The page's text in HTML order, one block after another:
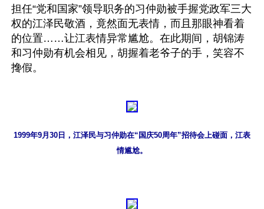
担任“党和国家”领导职务的习仲勋被手握党政军三大
权的江泽民敬酒，竟然面无表情，而且那眼神看着
的位置……让江表情异常尴尬。在此期间，胡锦涛
和习仲勋有机会相见，胡握着老爷子的手，笑容不
搀假。
1999年9月30日，江泽民与习仲勋在“国庆50周年”招待会上碰面，江表
情尴尬。